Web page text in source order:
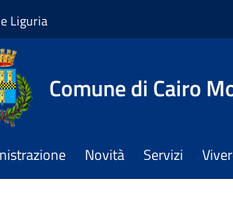
Liguria
Comune di Cairo
Novità Servizi